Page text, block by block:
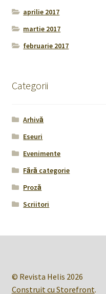
aprilie 2017
martie 2017
februarie 2017
Categorii
Arhivă
Eseuri
Evenimente
Fără categorie
Proză
Scriitori
© Revista Helis 2026
Construit cu Storefront.